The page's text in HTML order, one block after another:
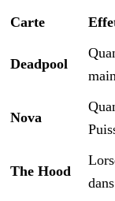
Carte
Deadpool
Nova
The Hood